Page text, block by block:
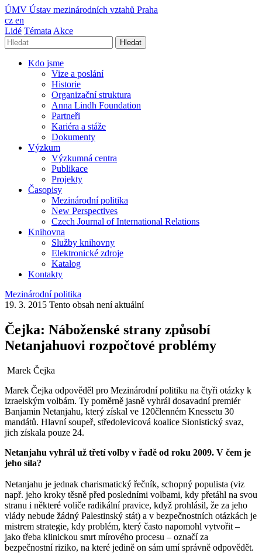
ÚMV Ústav mezinárodních vztahů Praha
cz en
Lidé Témata Akce
Hledat
Kdo jsme
Vize a poslání
Historie
Organizační struktura
Anna Lindh Foundation
Partneři
Kariéra a stáže
Dokumenty
Výzkum
Výzkumná centra
Publikace
Projekty
Časopisy
Mezinárodní politika
New Perspectives
Czech Journal of International Relations
Knihovna
Služby knihovny
Elektronické zdroje
Katalog
Kontakty
Mezinárodní politika
19. 3. 2015 Tento obsah není aktuální
Čejka: Náboženské strany způsobí
Netanjahuovi rozpočtové problémy
Marek Čejka
Marek Čejka odpověděl pro Mezinárodní politiku na čtyři otázky k
izraelským volbám. Ty poměrně jasně vyhrál dosavadní premiér
Banjamin Netanjahu, který získal ve 120členném Knessetu 30
mandátů. Hlavní soupeř, středolevicová koalice Sionistický svaz,
jich získala pouze 24.
Netanjahu vyhrál už třetí volby v řadě od roku 2009. V čem je
jeho síla?
Netanjahu je jednak charismatický řečník, schopný populista (viz
např. jeho kroky těsně před posledními volbami, kdy přetáhl na svou
stranu i některé voliče radikální pravice, když prohlásil, že za jeho
vlády nebude žádný Palestinský stát) a v bezpečnostních otázkách je
mistrem strategie, kdy problém, který často napomohl vytvořit –
jako třeba klinickou smrt mírového procesu – označí za
bezpečnostní riziko, na které jedině on sám umí správně odpovědět.